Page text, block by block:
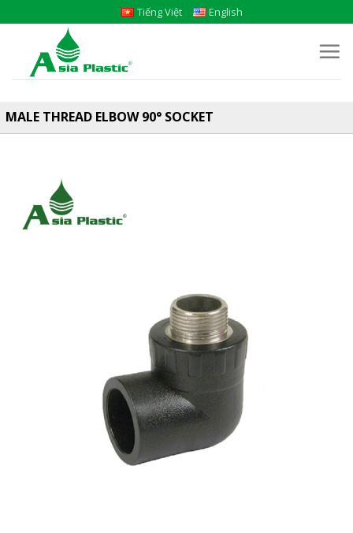
to
content
Tiếng Việt English
MALE THREAD ELBOW 90° SOCKET